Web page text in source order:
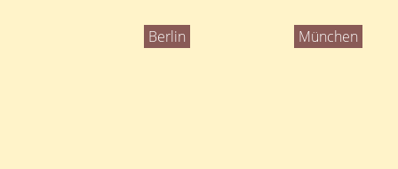
Berlin München